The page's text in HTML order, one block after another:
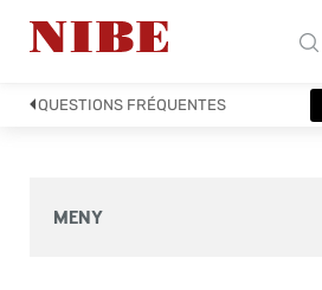
QUESTIONS FRÉQUENTES
MENY